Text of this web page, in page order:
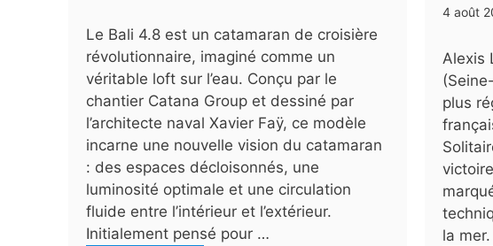
Le Bali 4.8 est un catamaran de croisière
révolutionnaire, imaginé comme un
véritable loft sur l’eau. Conçu par le
chantier Catana Group et dessiné par
l’architecte naval Xavier Faÿ, ce modèle
incarne une nouvelle vision du catamaran
: des espaces décloisonnés, une
luminosité optimale et une circulation
fluide entre l’intérieur et l’extérieur.
Initialement pensé pour …
4 août
Alexis
plus
la